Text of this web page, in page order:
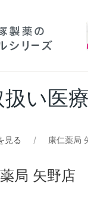
扱い医
見る 康仁薬局
局 矢野店